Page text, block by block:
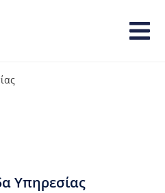
Υπηρεσίας